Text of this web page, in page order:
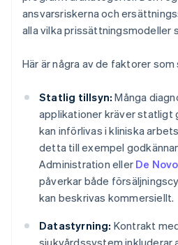
ansvarsriskerna och
alla vilka prissättningsmodeller
Här är några av de faktorer som
Statlig tillsyn: Många
applikationer kräver statligt
kan införlivas i kliniska
detta till exempel
Administration eller De
påverkar både
kan beskrivas kommersiellt.
Datastyrning: Kontrakt